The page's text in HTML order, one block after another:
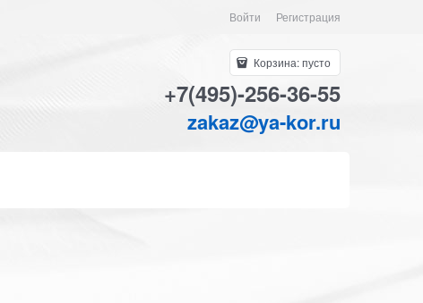
Войти Регистрация
Корзина:пусто
+7(495)-256-36-55
zakaz@ya-kor.ru